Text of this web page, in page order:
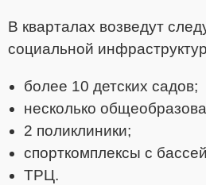
В кварталах возведут
социальной
более 10 детских садов;
несколько
2 поликлиники;
спорткомплексы с
ТРЦ.